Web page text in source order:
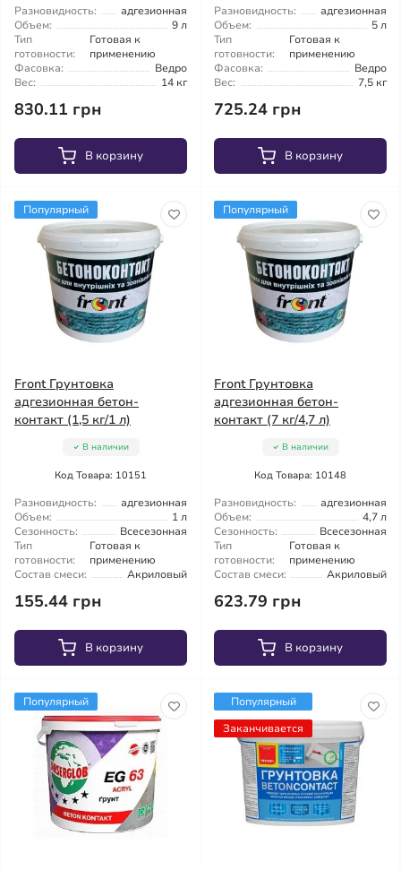
Разновидность:
адгезионная
Объем:
9 л
Тип
готовности:
Готовая к
применению
Фасовка:
Ведро
Вес:
14 кг
830.11 грн
В корзину
Разновидность:
адгезионная
Объем:
5 л
Тип
готовности:
Готовая к
применению
Фасовка:
Ведро
Вес:
7,5 кг
725.24 грн
В корзину
Популярный
Front Грунтовка
адгезионная бетон-
контакт (1,5 кг/1 л)
В наличии
Код Товара: 10151
Разновидность:
адгезионная
Объем:
1 л
Сезонность:
Всесезонная
Тип
готовности:
Готовая к
применению
Состав смеси:
Акриловый
155.44 грн
В корзину
Популярный
Front Грунтовка
адгезионная бетон-
контакт (7 кг/4,7 л)
В наличии
Код Товара: 10148
Разновидность:
адгезионная
Объем:
4,7 л
Сезонность:
Всесезонная
Тип
готовности:
Готовая к
применению
Состав смеси:
Акриловый
623.79 грн
В корзину
Популярный
Популярный
Заканчивается